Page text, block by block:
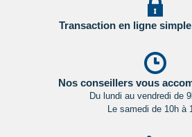
Pour les passagers binationaux ou de
il est préférable de vous
Les formalités
susceptibles de changer entre
départ, nous vous recommandons
régulièrement le site du ministère des
Transaction en ligne
Nos conseillers vous
Du lundi au vendredi de
Le samedi de 10h à